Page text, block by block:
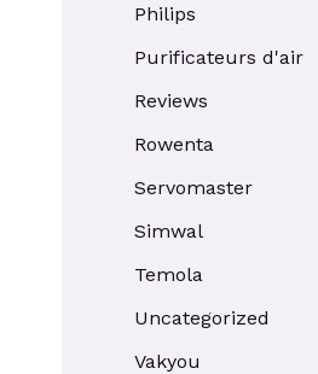
Philips
Purificateurs d'air
Reviews
Rowenta
Servomaster
Simwal
Temola
Uncategorized
Vakyou